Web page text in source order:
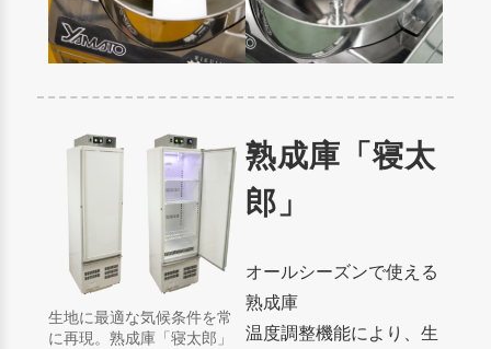
生地に最適な気候条件を常
に再現。熟成庫「寝太郎」
熟成庫「寝太
郎」
オールシーズンで使える
熟成庫
温度調整機能により、生